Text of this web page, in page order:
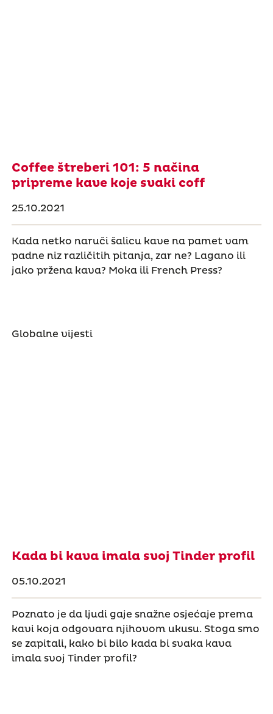
Coffee štreberi 101: 5 načina
pripreme kave koje svaki coff
25.10.2021
Kada netko naruči šalicu kave na pamet vam
padne niz različitih pitanja, zar ne? Lagano ili
jako pržena kava? Moka ili French Press?
Globalne vijesti
Kada bi kava imala svoj Tinder profil
05.10.2021
Poznato je da ljudi gaje snažne osjećaje prema
kavi koja odgovara njihovom ukusu. Stoga smo
se zapitali, kako bi bilo kada bi svaka kava
imala svoj Tinder profil?